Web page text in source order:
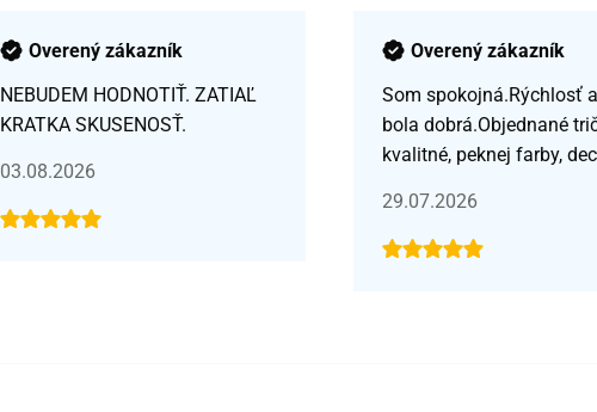
Overený zákazník
NEBUDEM HODNOTIŤ. ZATIAĽ
KRATKA SKUSENOSŤ.
03.08.2026
Overený zákazník
Som spokojná.Rýchlosť
bola dobrá.Objednané
kvalitné, peknej farby,
29.07.2026